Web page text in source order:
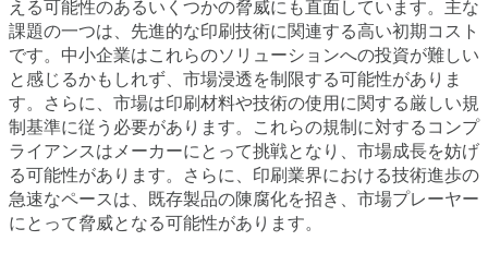
える可能性のあるいくつかの脅威にも直面しています。主な
課題の一つは、先進的な印刷技術に関連する高い初期コスト
です。中小企業はこれらのソリューションへの投資が難しい
と感じるかもしれず、市場浸透を制限する可能性がありま
す。さらに、市場は印刷材料や技術の使用に関する厳しい規
制基準に従う必要があります。これらの規制に対するコンプ
ライアンスはメーカーにとって挑戦となり、市場成長を妨げ
る可能性があります。さらに、印刷業界における技術進歩の
急速なペースは、既存製品の陳腐化を招き、市場プレーヤー
にとって脅威となる可能性があります。